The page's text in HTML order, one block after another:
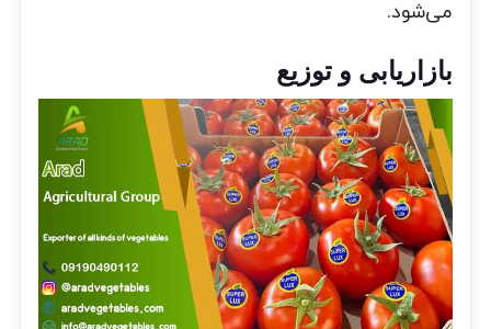
می‌شود.
بازاریابی و توزیع